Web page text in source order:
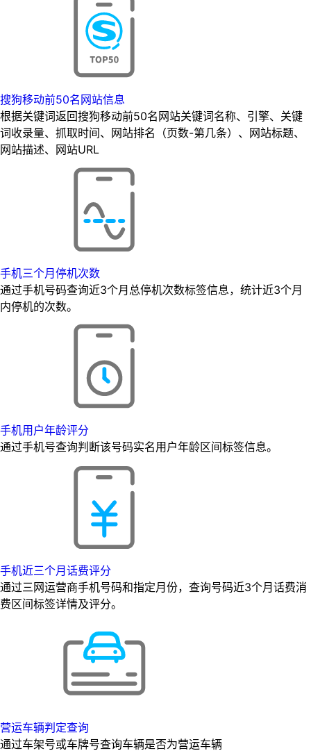
搜狗移动前50名网站信息
根据关键词返回搜狗移动前50名网站关键词名称、引擎、关键
词收录量、抓取时间、网站排名（页数-第几条）、网站标题、
网站描述、网站URL
手机三个月停机次数
通过手机号码查询近3个月总停机次数标签信息，统计近3个月
内停机的次数。
手机用户年龄评分
通过手机号查询判断该号码实名用户年龄区间标签信息。
手机近三个月话费评分
通过三网运营商手机号码和指定月份，查询号码近3个月话费消
费区间标签详情及评分。
营运车辆判定查询
通过车架号或车牌号查询车辆是否为营运车辆